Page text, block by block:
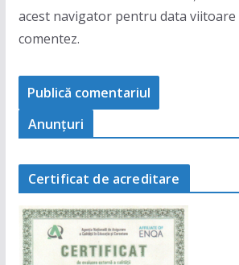
acest navigator pentru data viitoare
comentez.
Anunţuri
Certificat de acreditare